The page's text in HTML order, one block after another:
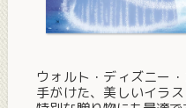
ウォルト・ディズニー
手がけた、美しいイラ